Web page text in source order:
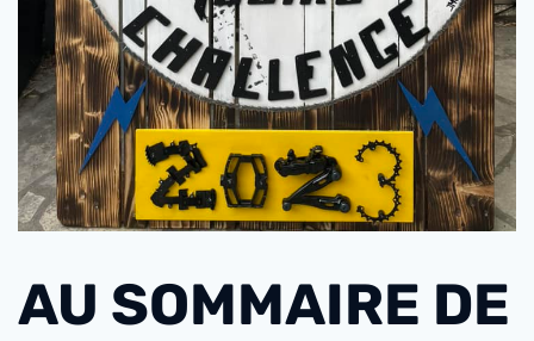
AU SOMMAIRE DE